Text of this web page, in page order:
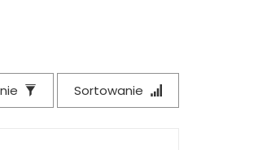
Sortowanie